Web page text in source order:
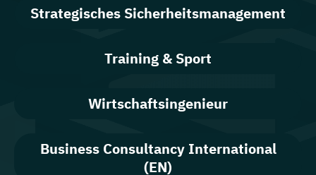
Strategisches Sicherheitsmanagement
Training & Sport
Wirtschaftsingenieur
Business Consultancy International
(EN)